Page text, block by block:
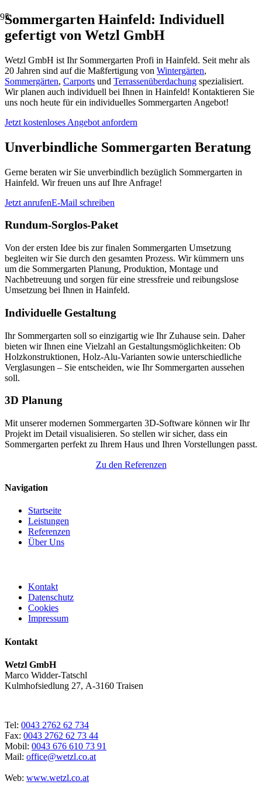
Sommergarten Hainfeld: Individuell
gefertigt von Wetzl GmbH
Wetzl GmbH ist Ihr Sommergarten Profi in Hainfeld. Seit mehr als
20 Jahren sind auf die Maßfertigung von Wintergärten,
Sommergärten, Carports und Terrassenüberdachung spezialisiert.
Wir planen auch individuell bei Ihnen in Hainfeld! Kontaktieren Sie
uns noch heute für ein individuelles Sommergarten Angebot!
Jetzt kostenloses Angebot anfordern
Unverbindliche Sommergarten Beratung
Gerne beraten wir Sie unverbindlich bezüglich Sommergarten in
Hainfeld. Wir freuen uns auf Ihre Anfrage!
Jetzt anrufenE-Mail schreiben
Rundum-Sorglos-Paket
Von der ersten Idee bis zur finalen Sommergarten Umsetzung
begleiten wir Sie durch den gesamten Prozess. Wir kümmern uns
um die Sommergarten Planung, Produktion, Montage und
Nachbetreuung und sorgen für eine stressfreie und reibungslose
Umsetzung bei Ihnen in Hainfeld.
Individuelle Gestaltung
Ihr Sommergarten soll so einzigartig wie Ihr Zuhause sein. Daher
bieten wir Ihnen eine Vielzahl an Gestaltungsmöglichkeiten: Ob
Holzkonstruktionen, Holz-Alu-Varianten sowie unterschiedliche
Verglasungen – Sie entscheiden, wie Ihr Sommergarten aussehen
soll.
3D Planung
Mit unserer modernen Sommergarten 3D-Software können wir Ihr
Projekt im Detail visualisieren. So stellen wir sicher, dass ein
Sommergarten perfekt zu Ihrem Haus und Ihren Vorstellungen passt.
Zu den Referenzen
Navigation
Startseite
Leistungen
Referenzen
Über Uns
Kontakt
Datenschutz
Cookies
Impressum
Kontakt
Wetzl GmbH
Marco Widder-Tatschl
Kulmhofsiedlung 27, A-3160 Traisen
Tel: 0043 2762 62 734
Fax: 0043 2762 62 73 44
Mobil: 0043 676 610 73 91
Mail: office@wetzl.co.at
Web: www.wetzl.co.at